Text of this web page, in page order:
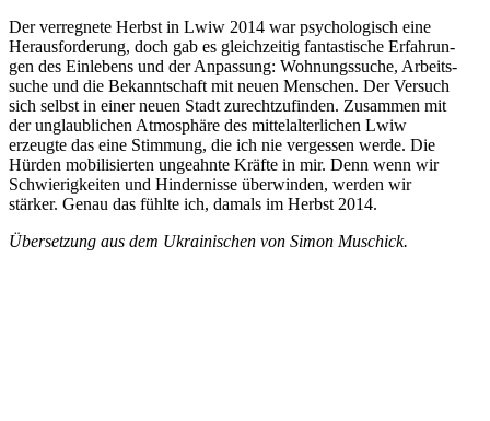
Der ver­reg­nete Herbst in Lwiw 2014 war psy­cho­lo­gisch eine
Her­aus­for­de­rung, doch gab es gleich­zei­tig fan­tas­ti­sche Erfah­run­
gen des Ein­le­bens und der Anpas­sung: Woh­nungs­su­che, Arbeits­
su­che und die Bekannt­schaft mit neuen Men­schen. Der Versuch
sich selbst in einer neuen Stadt zurecht­zu­fin­den. Zusam­men mit
der unglaub­li­chen Atmo­sphäre des mit­tel­al­ter­li­chen Lwiw
erzeugte das eine Stim­mung, die ich nie ver­ges­sen werde. Die
Hürden mobi­li­sier­ten unge­ahnte Kräfte in mir. Denn wenn wir
Schwie­rig­kei­ten und Hin­der­nisse über­win­den, werden wir
stärker. Genau das fühlte ich, damals im Herbst 2014.
Über­set­zung aus dem Ukrai­ni­schen von Simon Muschick.